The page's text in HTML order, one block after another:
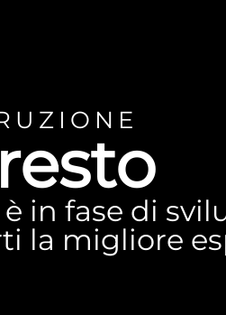
in fase di
la migliore